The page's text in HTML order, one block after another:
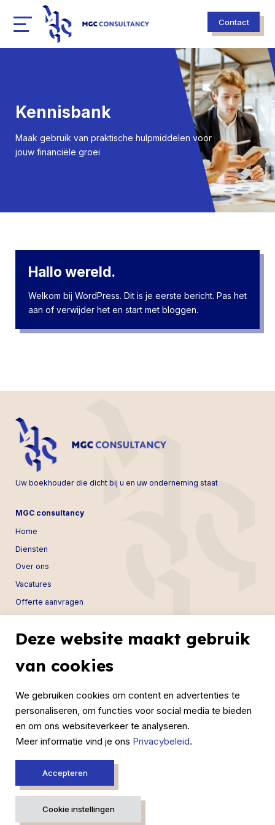
Contact
Kennisbank
Maak gebruik van praktische hulpmiddelen voor
jouw financiële groei
Hallo wereld.
Welkom bij WordPress. Dit is je eerste bericht. Pas het
aan of verwijder het en start met bloggen.
Uw boekhouder die dicht bij u en uw onderneming staat
MGC consultancy
Home
Diensten
Over ons
Vacatures
Offerte aanvragen
Sierenborch 6B
Info@mgcconsultancy.nl
+31(0)20 261 01 45
Algemene voorwaarden
Ontwikkeld doormadebysens.nl
Deze website maakt gebruik
van cookies
We gebruiken cookies om content en advertenties te
personaliseren, om functies voor social media te bieden
en om ons websiteverkeer te analyseren.
Meer informatie vind je ons Privacybeleid.
Accepteren
Cookie instellingen